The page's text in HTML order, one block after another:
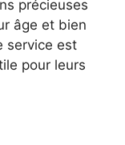
précieuses
âge et bien
service est
pour leurs